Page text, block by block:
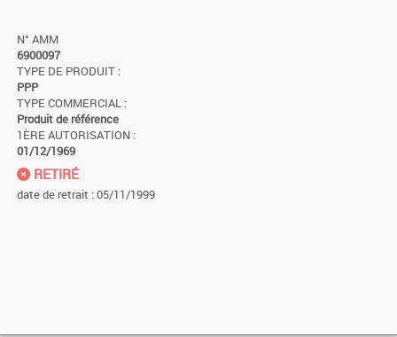
N° AMM
6900097
TYPE DE PRODUIT :
PPP
TYPE COMMERCIAL :
Produit de référence
1ÈRE AUTORISATION :
01/12/1969
RETIRÉ
date de retrait : 05/11/1999